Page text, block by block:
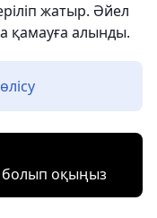
жатыр. Әйел
қамауға алынды.
болып оқыңыз